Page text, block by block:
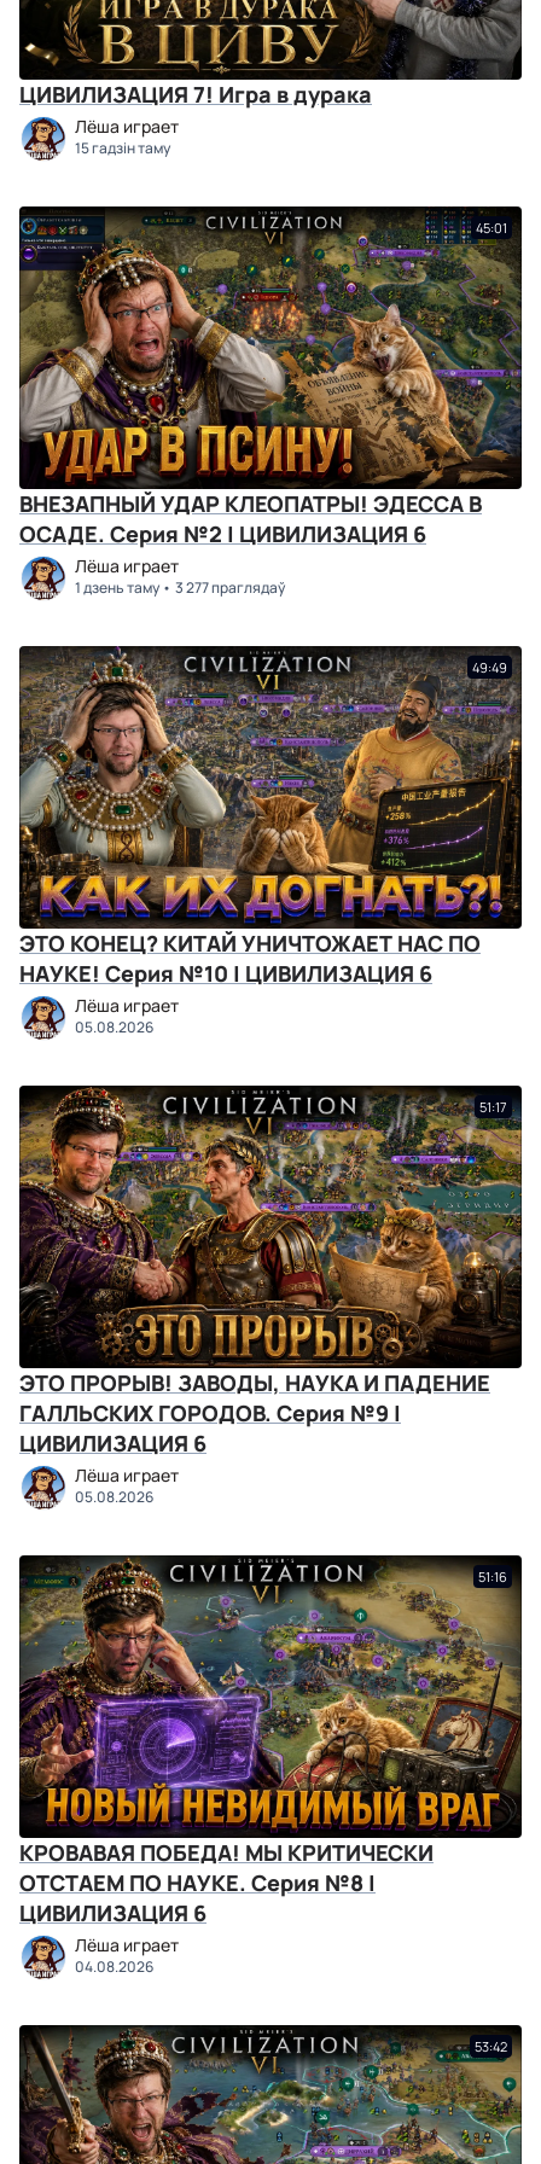
ЦИВИЛИЗАЦИЯ 7! Игра в дурака
Лёша играет
15 гадзін таму
45:01
ВНЕЗАПНЫЙ УДАР КЛЕОПАТРЫ! ЭДЕССА В
ОСАДЕ. Серия №2 | ЦИВИЛИЗАЦИЯ 6
Лёша играет
1 дзень таму 3 277 праглядаў
49:49
ЭТО КОНЕЦ? КИТАЙ УНИЧТОЖАЕТ НАС ПО
НАУКЕ! Серия №10 | ЦИВИЛИЗАЦИЯ 6
Лёша играет
05.08.2026
51:17
ЭТО ПРОРЫВ! ЗАВОДЫ, НАУКА И ПАДЕНИЕ
ГАЛЛЬСКИХ ГОРОДОВ. Серия №9 |
ЦИВИЛИЗАЦИЯ 6
Лёша играет
05.08.2026
51:16
КРОВАВАЯ ПОБЕДА! МЫ КРИТИЧЕСКИ
ОТСТАЕМ ПО НАУКЕ. Серия №8 |
ЦИВИЛИЗАЦИЯ 6
Лёша играет
04.08.2026
53:42